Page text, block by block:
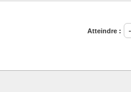
Atteindre :